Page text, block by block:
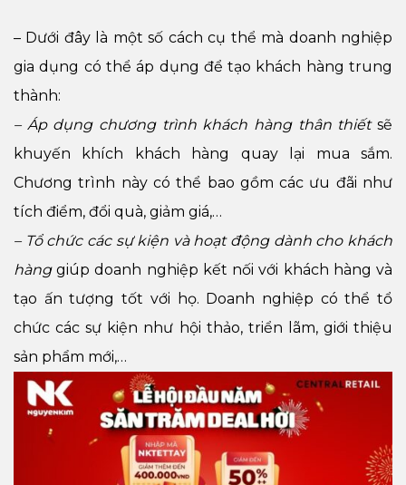
– Dưới đây là một số cách cụ thể mà doanh nghiệp
gia dụng có thể áp dụng để tạo khách hàng trung
thành:
– Áp dụng chương trình khách hàng thân thiết sẽ
khuyến khích khách hàng quay lại mua sắm.
Chương trình này có thể bao gồm các ưu đãi như
tích điểm, đổi quà, giảm giá,…
– Tổ chức các sự kiện và hoạt động dành cho khách
hànggiúp doanh nghiệp kết nối với khách hàng và
tạo ấn tượng tốt với họ. Doanh nghiệp có thể tổ
chức các sự kiện như hội thảo, triển lãm, giới thiệu
sản phẩm mới,…